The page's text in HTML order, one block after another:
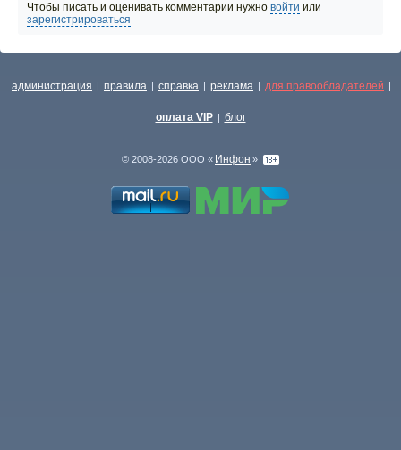
Чтобы писать и оценивать комментарии нужно войти или
зарегистрироваться
администрация | правила | справка | реклама | для правообладателей |
оплата VIP | блог
© 2008-2026 ООО « Инфон »